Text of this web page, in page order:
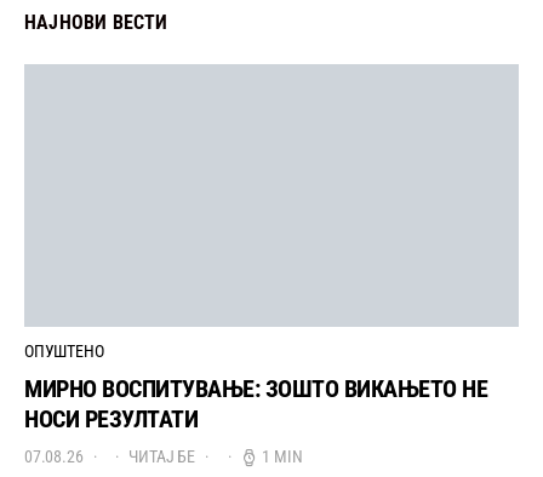
НАЈНОВИ ВЕСТИ
ОПУШТЕНО
МИРНО ВОСПИТУВАЊЕ: ЗОШТО ВИКАЊЕТО НЕ
НОСИ РЕЗУЛТАТИ
07.08.26 ЧИТАЈ БЕ 1 MIN